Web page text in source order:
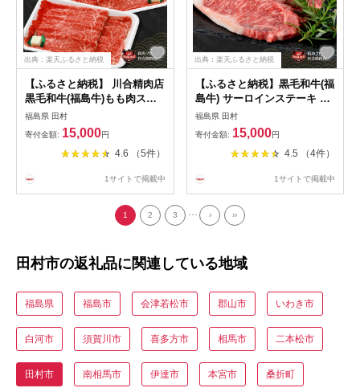
出典：楽天ふるさと納税
【ふるさと納税】 川合精肉店
黒毛和牛(福島牛)もも肉スラ
イス400g〜800g 年内発送 冷
凍便 肉 焼肉 すき焼き ステー
キ しゃぶしゃぶ バーベキュ
ー BBQ パーティ ギフト 贈答
鶏 羊 福島県 田村市 川合精肉
福島県 田村
寄付金額: 15,000円
4.6 （5件）
1サイトで掲載中
出典：楽天ふるさと納税
【ふるさと納税】黒毛和牛(福
島牛) サーロインステーキ 用
250g〜500g 黒毛和牛 福島牛
サーロイン 最短14日発送 肉
焼肉 すき焼き ステーキ しゃ
ぶしゃぶ バーベキュー BBQ
ント 熨斗 のし 牛 豚 鶏 羊 福
福島県 田村
寄付金額: 15,000円
4.5 （4件）
1サイトで掲載中
1 2 3 ... › ››
田村市の返礼品に関連している地域
福島県 福島市 会津若松市 郡山市 いわき市
白河市 須賀川市 喜多方市 相馬市 二本松市
田村市 南相馬市 伊達市 本宮市 桑折町